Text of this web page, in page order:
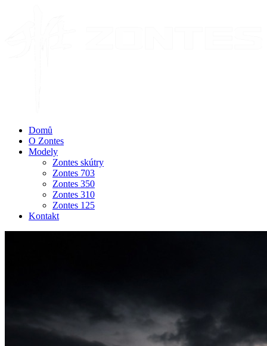
Domů
O Zontes
Modely
Zontes skútry
Zontes 703
Zontes 350
Zontes 310
Zontes 125
Kontakt